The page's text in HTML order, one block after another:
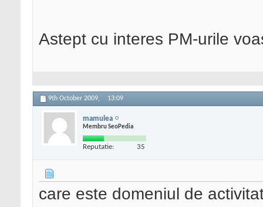
Astept cu interes PM-urile
9th October 2009, 13:09
mamulea
Membru SeoPedia
Reputatie: 35
care este domeniul de